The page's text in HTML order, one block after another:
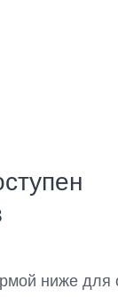
ниже для